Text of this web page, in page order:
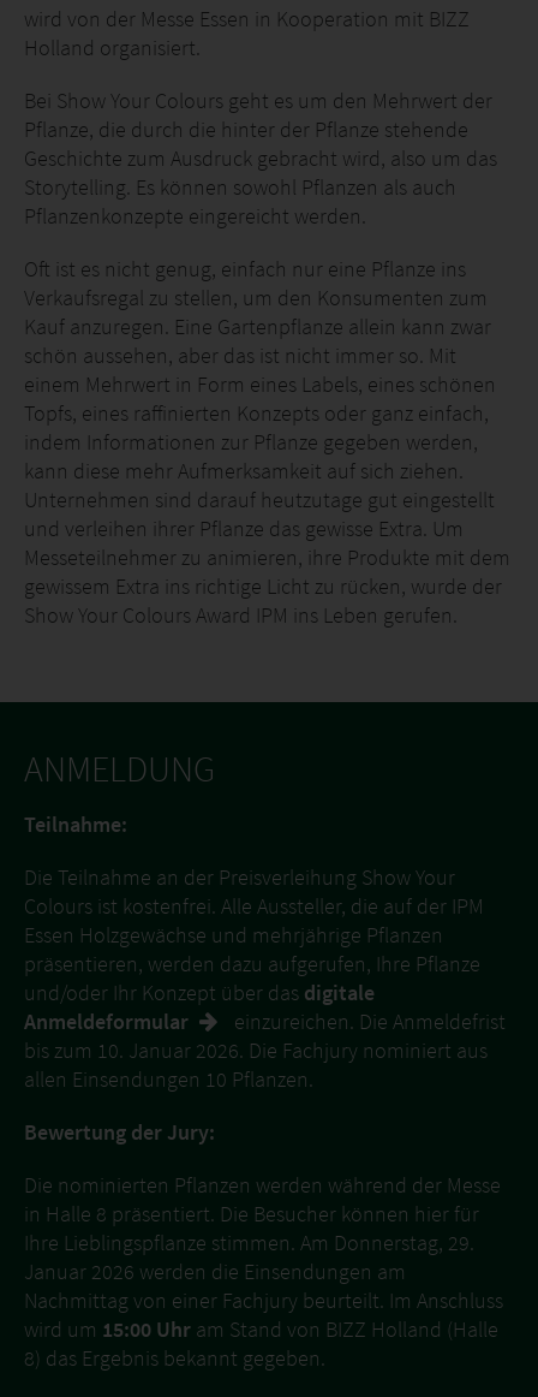
wird von der Messe Essen in Kooperation mit BIZZ
Holland organisiert.
Bei Show Your Colours geht es um den Mehrwert der
Pflanze, die durch die hinter der Pflanze stehende
Geschichte zum Ausdruck gebracht wird, also um das
Storytelling. Es können sowohl Pflanzen als auch
Pflanzenkonzepte eingereicht werden.
Oft ist es nicht genug, einfach nur eine Pflanze ins
Verkaufsregal zu stellen, um den Konsumenten zum
Kauf anzuregen. Eine Gartenpflanze allein kann zwar
schön aussehen, aber das ist nicht immer so. Mit
einem Mehrwert in Form eines Labels, eines schönen
Topfs, eines raffinierten Konzepts oder ganz einfach,
indem Informationen zur Pflanze gegeben werden,
kann diese mehr Aufmerksamkeit auf sich ziehen.
Unternehmen sind darauf heutzutage gut eingestellt
und verleihen ihrer Pflanze das gewisse Extra. Um
Messeteilnehmer zu animieren, ihre Produkte mit dem
gewissem Extra ins richtige Licht zu rücken, wurde der
Show Your Colours Award IPM ins Leben gerufen.
ANMELDUNG
Teilnahme:
Die Teilnahme an der Preisverleihung Show Your
Colours ist kostenfrei. Alle Aussteller, die auf der IPM
Essen Holzgewächse und mehrjährige Pflanzen
präsentieren, werden dazu aufgerufen, Ihre Pflanze
und/oder Ihr Konzept über das digitale
Anmeldeformular
einzureichen. Die Anmeldefrist
bis zum 10. Januar 2026. Die Fachjury nominiert aus
allen Einsendungen 10 Pflanzen.
Bewertung der Jury:
Die nominierten Pflanzen werden während der Messe
in Halle 8 präsentiert. Die Besucher können hier für
Ihre Lieblingspflanze stimmen. Am Donnerstag, 29.
Januar 2026 werden die Einsendungen am
Nachmittag von einer Fachjury beurteilt. Im Anschluss
wird um 15:00 Uhr am Stand von BIZZ Holland (Halle
8) das Ergebnis bekannt gegeben.